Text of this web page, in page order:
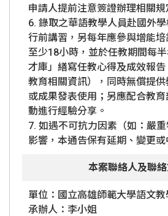
申請人提前注意簽證辦理相關規
6. 錄取之華語教學人員赴國外
行前講習，另每年應參與增能
至少18小時，並於任教期間每
才庫」繕寫任教心得及成效報
教育相關資訊），同時無償提
或成果發表使用；另應配合教
動進行經驗分享。
7. 如遇不可抗力因素（如：嚴重
影響，本通告保有延期、變更或
本案聯絡人及聯
單位：國立高雄師範大學語文
承辦人：李小姐